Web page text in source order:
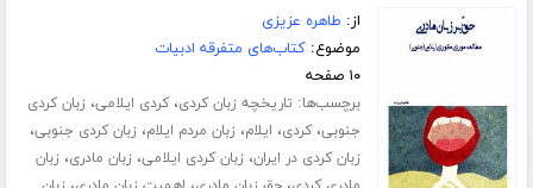
از: طاهره عزیزی
موضوع:کتاب‌های متفرقه ادبیات
۱۰ صفحه
برچسب‌ها: تاریخچه زبان کردی،کردی ایلامی، زبان کردی
جنوبی،کردی، ایلام، زبان مردم ایلام، زبان کردی جنوبی،
زبان کردی در ایران، زبان کردی ایلامی، زبان مادری، زبان